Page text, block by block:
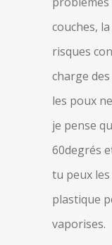
couches,
risques
charge
les poux
je pense
60degrés
tu peux
plastique
vaporises.